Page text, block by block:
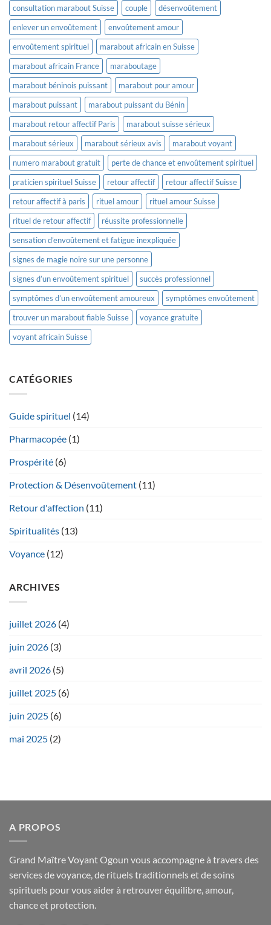
consultation marabout Suisse couple
désenvoûtement
enlever un envoûtement
envoûtement amour
envoûtement spirituel
marabout africain en Suisse
marabout africain France
maraboutage
marabout béninois puissant
marabout pour amour
marabout puissant
marabout puissant du Bénin
marabout retour affectif Paris
marabout suisse sérieux
marabout sérieux
marabout sérieux avis
marabout voyant
numero marabout gratuit
perte de chance et envoûtement spirituel
praticien spirituel Suisse
retour affectif
retour affectif Suisse
retour affectif à paris
rituel amour
rituel amour Suisse
rituel de retour affectif
réussite professionnelle
sensation d’envoûtement et fatigue inexpliquée
signes de magie noire sur une personne
signes d’un envoûtement spirituel
succès professionnel
symptômes d’un envoûtement amoureux
symptômes envoûtement
trouver un marabout fiable Suisse
voyance gratuite
voyant africain Suisse
CATÉGORIES
Guide spirituel (14)
Pharmacopée (1)
Prospérité (6)
Protection & Désenvoûtement (11)
Retour d'affection (11)
Spiritualités (13)
Voyance (12)
ARCHIVES
juillet 2026 (4)
juin 2026 (3)
avril 2026 (5)
juillet 2025 (6)
juin 2025 (6)
mai 2025 (2)
A PROPOS
Grand Maître Voyant Ogoun vous accompagne à travers des
services de voyance, de rituels traditionnels et de soins
spirituels pour vous aider à retrouver équilibre, amour,
chance et protection.